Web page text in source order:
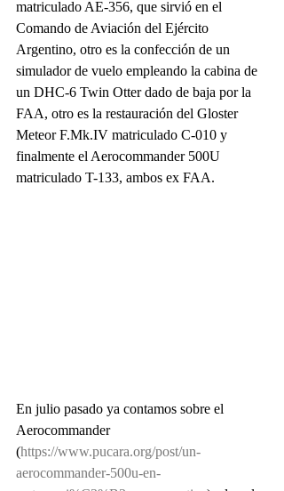
matriculado AE-356, que sirvió en el
Comando de Aviación del Ejército
Argentino, otro es la confección de un
simulador de vuelo empleando la cabina de
un DHC-6 Twin Otter dado de baja por la
FAA, otro es la restauración del Gloster
Meteor F.Mk.IV matriculado C-010 y
finalmente el Aerocommander 500U
matriculado T-133, ambos ex FAA.
En julio pasado ya contamos sobre el
Aerocommander
(https://www.pucara.org/post/un-
aerocommander-500u-en-